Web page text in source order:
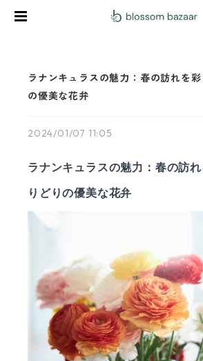
ラナンキュラスの魅力：春の訪れを
の優美な花弁
2024/01/07 11:05
ラナンキュラスの魅力：春の訪
りどりの優美な花弁